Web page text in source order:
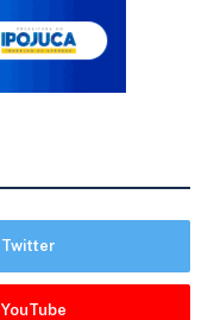
Twitter
YouTube